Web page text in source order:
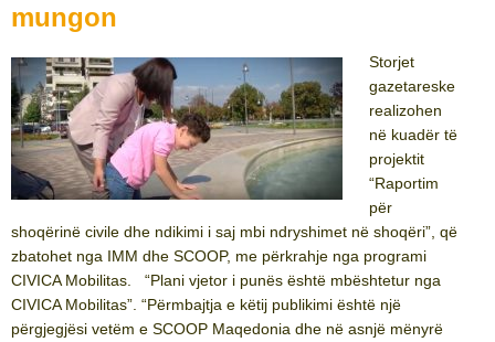
mungon
Storjet
gazetareske
realizohen
në kuadër të
projektit
“Raportim
për
shoqërinë civile dhe ndikimi i saj mbi ndryshimet në shoqëri”, që
zbatohet nga IMM dhe SCOOP, me përkrahje nga programi
CIVICA Mobilitas. “Plani vjetor i punës është mbështetur nga
CIVICA Mobilitas”. “Përmbajtja e këtij publikimi është një
përgjegjësi vetëm e SCOOP Maqedonia dhe në asnjë mënyrë